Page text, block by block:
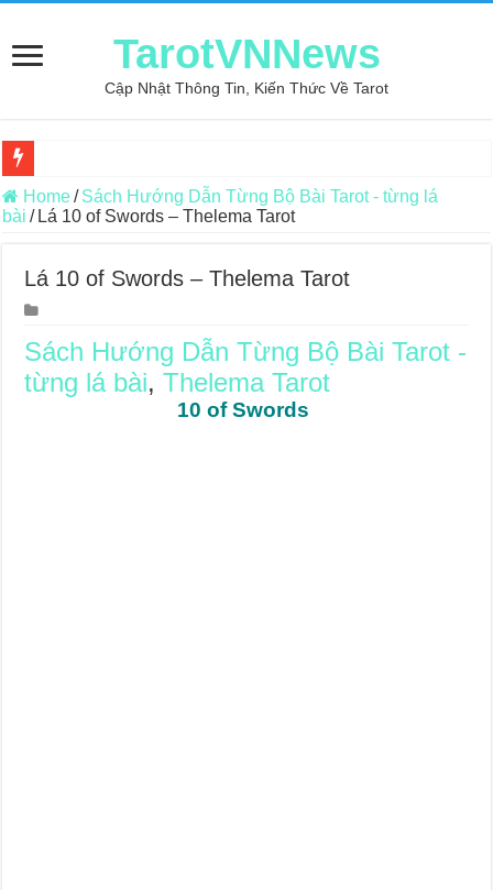
TarotVNNews
Cập Nhật Thông Tin, Kiến Thức Về Tarot
Review may áo thun tại xưởng may Dony
Konxari Cards – Trải Nghiệm Kết Nối Với Thế Giới Tâm Linh
Querent Tìm Đến Nhiều Tarot Reader Nhưng Không Thấy Thỏa
Journey Of Love Oracle – Lá Số 70: Heaven
Journey Of Love Oracle – Lá Số 69: Contemplation
Journey Of Love Oracle – Lá Số 68: Drop Into Your Heart
Home/ Sách Hướng Dẫn Từng Bộ Bài Tarot - từng lá
bài / Lá 10 of Swords – Thelema Tarot
Lá 10 of Swords – Thelema Tarot
Sách Hướng Dẫn Từng Bộ Bài Tarot -
từng lá bài,Thelema Tarot
10 of Swords